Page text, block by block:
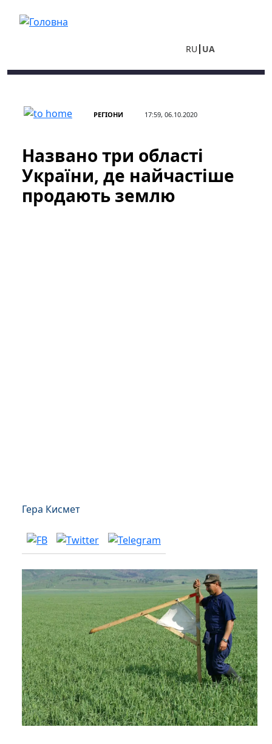
RU UA
РЕГІОНИ 17:59, 06.10.2020
Названо три області
України, де найчастіше
продають землю
Гера Кисмет